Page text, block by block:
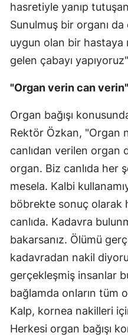
hasretiyle yanıp
Sunulmuş bir organı
uygun olan bir hastaya
gelen çabayı
"Organ verin can verin"
Organ bağışı
Rektör Özkan, "Organ
canlıdan verilen organ
organ. Biz canlıda her
mesela. Kalbi
böbrekte sonuç olarak
canlıda. Kadavra
bakarsanız. Ölümü
kadavradan nakil
gerçekleşmiş insanlar
bağlamda onların tüm
Kalp, kornea nakilleri
Herkesi organ bağışı